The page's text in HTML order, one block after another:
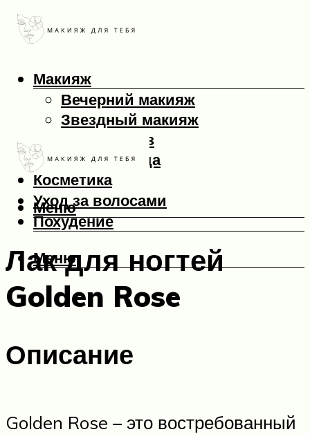
Макияж
Вечерний макияж
Звездный макияж
Макияж глаз
Макияж лица
Косметика
Уход за волосами
Похудение
Меню
Меню
Лак для ногтей
Golden Rose
Описание
Golden Rose – это востребованный